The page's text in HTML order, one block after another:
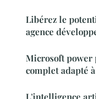
Libérez le
agence
Microsoft power
complet adapté